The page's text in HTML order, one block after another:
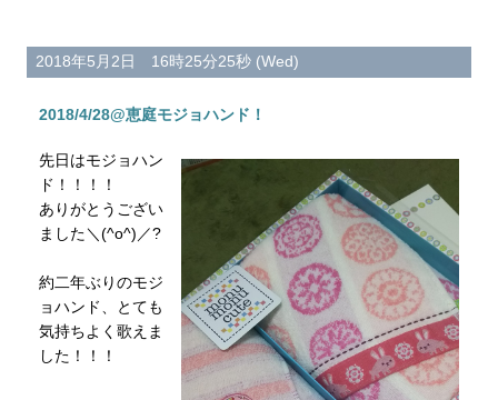
2018年5月2日 16時25分25秒 (Wed)
2018/4/28@恵庭モジョハンド！
先日はモジョハン
ド！！！！
ありがとうござい
ました＼(^o^)／?
約二年ぶりのモジ
ョハンド、とても
気持ちよく歌えま
した！！！